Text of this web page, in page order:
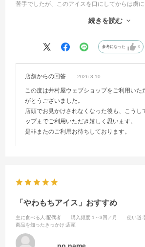
苦手でしたが、このアイスを口にしてからは虜
付き急いで購入させていただきました。
の先も販売していたら買いたいなと思っている
子どもも大人も美味しく食べやすいアイスです。
続きを読む
参考になった 0
店舗からの回答 2026.3.10
この度は井村屋ウェブショップをご利用いた
がとうございました。
店頭でお見かけされなくなった後も、こうし
ップまでご利用いただき嬉しく思います。
是非またのご利用お待ちしております。
「やわもちアイス」おすすめ
主に食べる人 :配偶者 購入頻度:1～3回／月 使い道:
商品を知ったきっかけ:店頭
no name